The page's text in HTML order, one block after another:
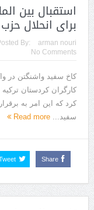
استقبال بین
برای انحلال
By: arman nouri
No Comments
کاخ سفید واشنگتن در
کارگران کردستان
کرد که این امر به
سفید... Read more
Share